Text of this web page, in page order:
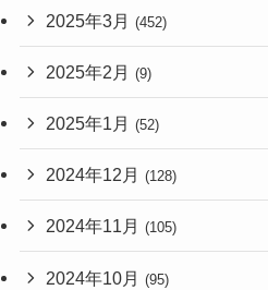
2025年3月 (452)
2025年2月 (9)
2025年1月 (52)
2024年12月 (128)
2024年11月 (105)
2024年10月 (95)